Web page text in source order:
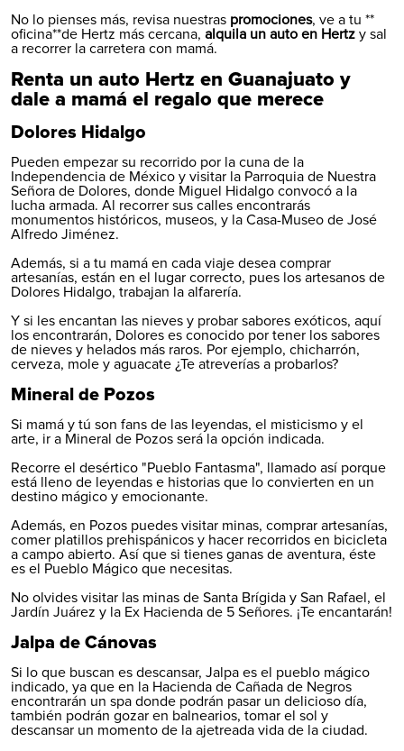
No lo pienses más, revisa nuestras promociones, ve a tu **
oficina**de Hertz más cercana, alquila un auto en Hertz y sal
a recorrer la carretera con mamá.
Renta un auto Hertz en Guanajuato y
dale a mamá el regalo que merece
Dolores Hidalgo
Pueden empezar su recorrido por la cuna de la
Independencia de México y visitar la Parroquia de Nuestra
Señora de Dolores, donde Miguel Hidalgo convocó a la
lucha armada. Al recorrer sus calles encontrarás
monumentos históricos, museos, y la Casa-Museo de José
Alfredo Jiménez.
Además, si a tu mamá en cada viaje desea comprar
artesanías, están en el lugar correcto, pues los artesanos de
Dolores Hidalgo, trabajan la alfarería.
Y si les encantan las nieves y probar sabores exóticos, aquí
los encontrarán, Dolores es conocido por tener los sabores
de nieves y helados más raros. Por ejemplo, chicharrón,
cerveza, mole y aguacate ¿Te atreverías a probarlos?
Mineral de Pozos
Si mamá y tú son fans de las leyendas, el misticismo y el
arte, ir a Mineral de Pozos será la opción indicada.
Recorre el desértico "Pueblo Fantasma", llamado así porque
está lleno de leyendas e historias que lo convierten en un
destino mágico y emocionante.
Además, en Pozos puedes visitar minas, comprar artesanías,
comer platillos prehispánicos y hacer recorridos en bicicleta
a campo abierto. Así que si tienes ganas de aventura, éste
es el Pueblo Mágico que necesitas.
No olvides visitar las minas de Santa Brígida y San Rafael, el
Jardín Juárez y la Ex Hacienda de 5 Señores. ¡Te encantarán!
Jalpa de Cánovas
Si lo que buscan es descansar, Jalpa es el pueblo mágico
indicado, ya que en la Hacienda de Cañada de Negros
encontrarán un spa donde podrán pasar un delicioso día,
también podrán gozar en balnearios, tomar el sol y
descansar un momento de la ajetreada vida de la ciudad.